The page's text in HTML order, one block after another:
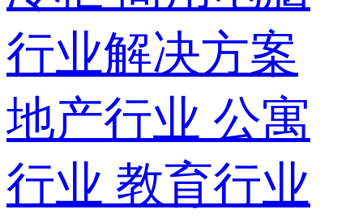
行业解决方案
地产行业 公寓
行业 教育行业